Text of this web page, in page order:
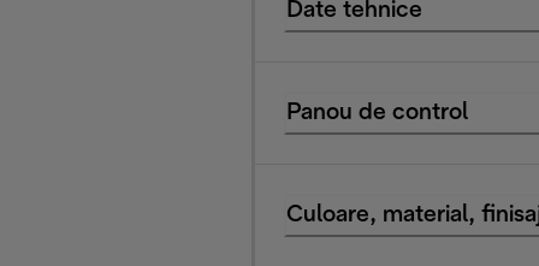
Date tehnice
Panou de control
Culoare, material,